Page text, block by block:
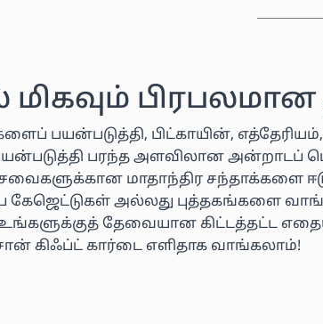
பிரபலமான
பயன்படுத்தி, பிட்காயின்,
பயன்படுத்தி பரந்த அளவிலான
மாதாந்திர சந்தாக்களை
அல்லது புத்தகங்களை
தேவையான கிட்டத்தட்ட
கிஃப்ட் கார்டை எளிதாக வாங்கலாம்!